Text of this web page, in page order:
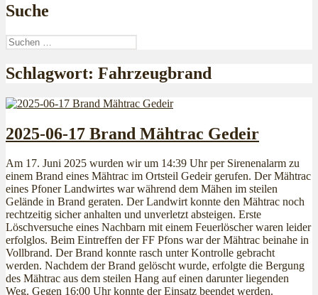
Suche
Suchen
Schlagwort: Fahrzeugbrand
2025-06-17 Brand Mähtrac Gedeir
Am 17. Juni 2025 wurden wir um 14:39 Uhr per Sirenenalarm zu
einem Brand eines Mähtrac im Ortsteil Gedeir gerufen. Der Mähtrac
eines Pfoner Landwirtes war während dem Mähen im steilen
Gelände in Brand geraten. Der Landwirt konnte den Mähtrac noch
rechtzeitig sicher anhalten und unverletzt absteigen. Erste
Löschversuche eines Nachbarn mit einem Feuerlöscher waren leider
erfolglos. Beim Eintreffen der FF Pfons war der Mähtrac beinahe in
Vollbrand. Der Brand konnte rasch unter Kontrolle gebracht
werden. Nachdem der Brand gelöscht wurde, erfolgte die Bergung
des Mähtrac aus dem steilen Hang auf einen darunter liegenden
Weg. Gegen 16:00 Uhr konnte der Einsatz beendet werden.